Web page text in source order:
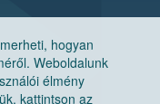
hogyan
Weboldalunk
élmény
kattintson az